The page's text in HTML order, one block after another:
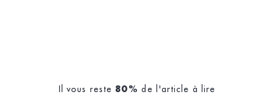
Il vous reste 80% de l'article à lire